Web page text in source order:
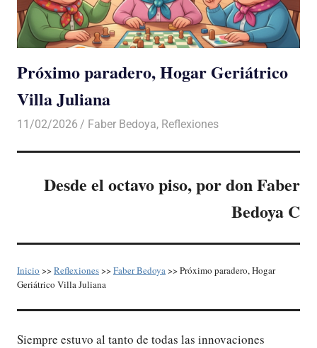
Próximo paradero, Hogar Geriátrico
Villa Juliana
11/02/2026 De todo un Poco
Faber Bedoya, Reflexiones
Desde el octavo piso, por don Faber
Bedoya C
Inicio >>Reflexiones>>Faber Bedoya>> Próximo paradero, Hogar
Geriátrico Villa Juliana
Siempre estuvo al tanto de todas las innovaciones